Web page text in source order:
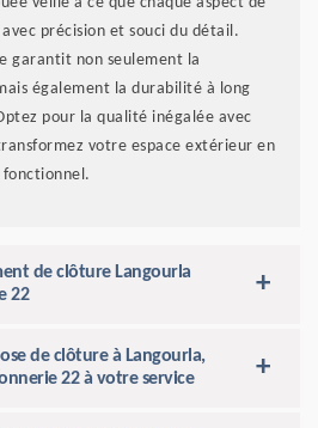
précision et souci du détail.
garantit non seulement la
également la durabilité à long
pour la qualité inégalée avec
votre espace extérieur en
de clôture Langourla
22
de clôture à Langourla,
22 à votre service